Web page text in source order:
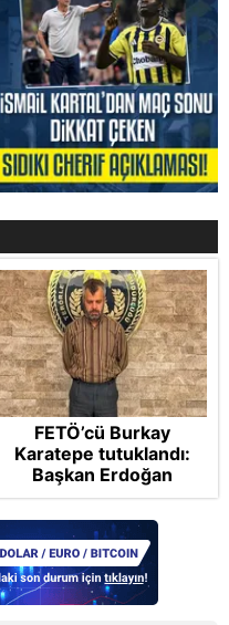
FETÖ’cü Burkay
Karatepe tutuklandı:
Başkan Erdoğan
şikayetçi oldu! 5 suçtan
dava talebi